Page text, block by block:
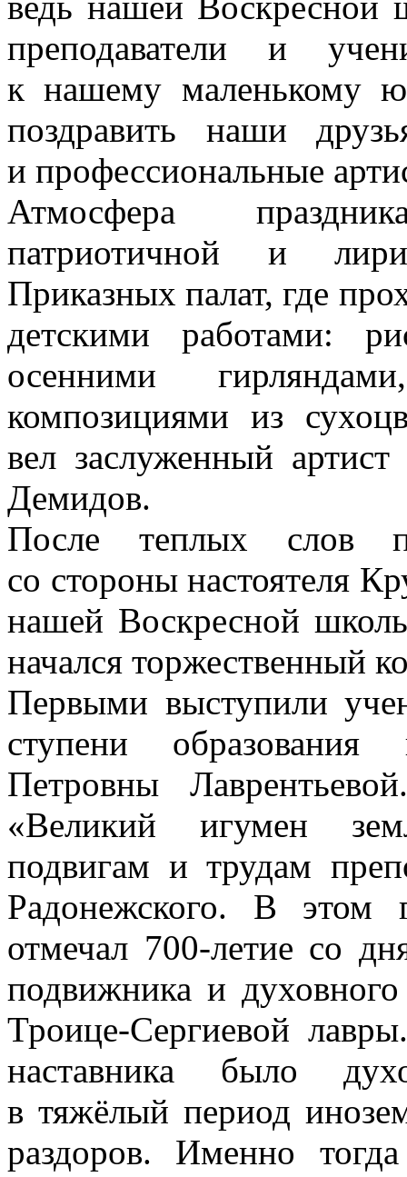
преподаватели и
к нашему маленькому
поздравить наши
и профессиональные
Атмосфера
патриотичной и
Приказных палат, где
детскими работами:
осенними
композициями из
вел заслуженный
Демидов.
После теплых слов
со стороны настоятеля
нашей Воскресной
начался торжественный
Первыми выступили
ступени
Петровны
«Великий игумен
подвигам и трудам
Радонежского. В этом
отмечал 700-летие со
подвижника и духовного
Троице-Сергиевой
наставника было
в тяжёлый период
раздоров. Именно